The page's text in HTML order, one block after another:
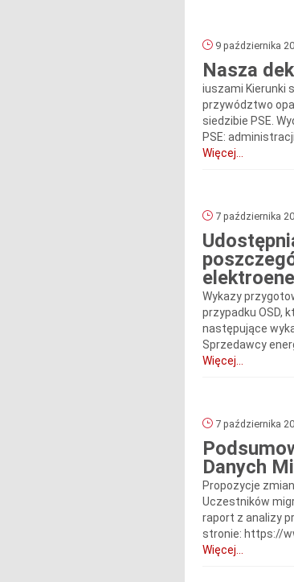
9 października
Nasza
iuszami Kierunki
przywództwo
siedzibie PSE.
PSE:
Więcej...
7 października
Wykazy
przypadku OSD,
następujące
Sprzedawcy
Więcej...
7 października
Danych
Propozycje
Uczestników
raport z analizy
stronie: https://
Więcej...